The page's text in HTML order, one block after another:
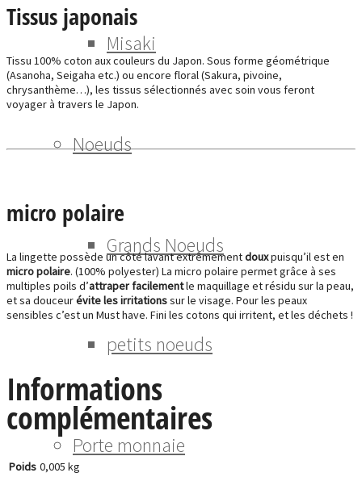
Misaki
Noeuds
Grands Noeuds
petits noeuds
Porte monnaie
Tissus japonais
Tissu 100% coton aux couleurs du Japon. Sous forme géométrique
(Asanoha, Seigaha etc.) ou encore floral (Sakura, pivoine,
chrysanthème…), les tissus sélectionnés avec soin vous feront
voyager à travers le Japon.
micro polaire
La lingette possède un côté lavant extrêmementdouxpuisqu’il est en
micro polaire. (100% polyester) La micro polaire permet grâce à ses
multiples poils d’attraper facilementle maquillage et résidu sur la peau,
et sa douceurévite les irritationssur le visage. Pour les peaux
sensibles c’est un Must have. Fini les cotons qui irritent, et les déchets !
Informations
complémentaires
Poids 0,005 kg